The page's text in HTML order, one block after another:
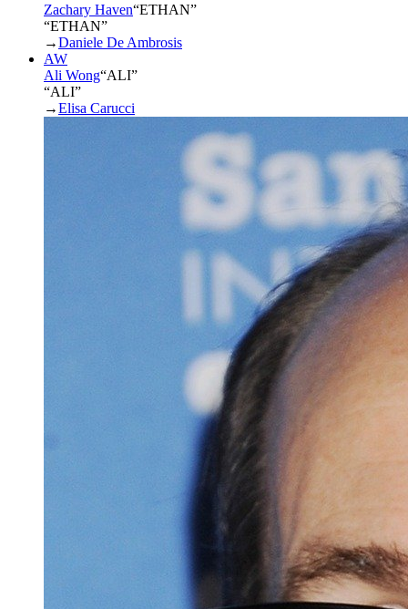
Zachary Haven“ETHAN”
“ETHAN”
→Daniele De Ambrosis
AW
Ali Wong“ALI”
“ALI”
→Elisa Carucci